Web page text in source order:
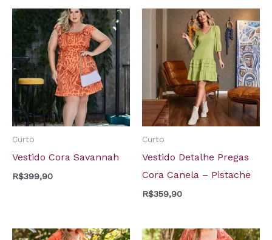
Curto
Vestido Cora Savannah
R$399,90
Curto
Vestido Detalhe Pregas
Cora Canela – Pistache
R$359,90